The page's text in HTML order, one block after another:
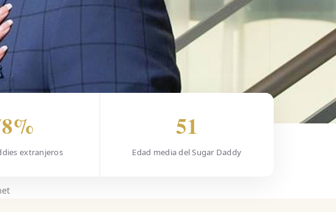
extranjeros
51
Edad media del Sugar Daddy